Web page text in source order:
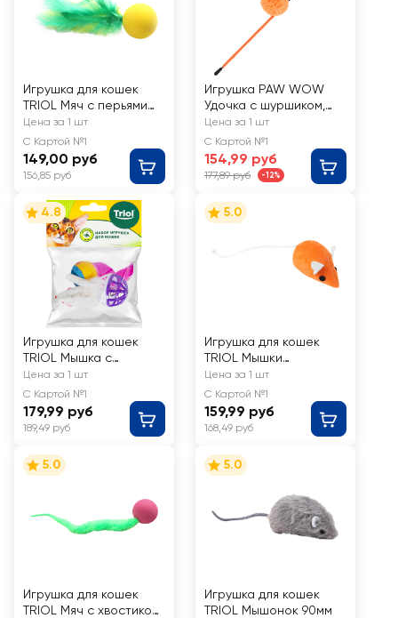
Игрушка для кошек
TRIOL Мяч с перьями
d=40мм/180мм
Цена за 1 шт
С Картой №1
149,00 руб
156,85 руб
Игрушка PAW WOW
Удочка с шуршиком,
дразнилка на резинке,
70см
Цена за 1 шт
С Картой №1
154,99 руб
177,89 руб -12%
4.8
Игрушка для кошек
TRIOL Мышка с
игрушкой
Цена за 1 шт
С Картой №1
179,99 руб
189,49 руб
5.0
Игрушка для кошек
TRIOL Мышки
разноцветные в
наборе, 2 мыши 65мм
Цена за 1 шт
С Картой №1
159,99 руб
168,49 руб
5.0
Игрушка для кошек
TRIOL Мяч с хвостиком
5.0
Игрушка для кошек
TRIOL Мышонок 90мм